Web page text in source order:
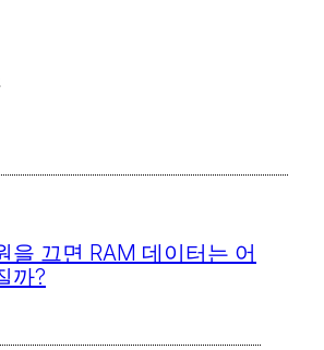
을 끄면 RAM 데이터는 어
까?